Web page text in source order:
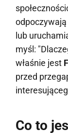
lub
myśl:
właśnie jest
przed
Co to